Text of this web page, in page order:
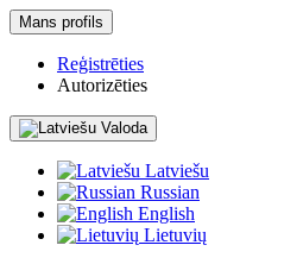
Mans profils
Reģistrēties
Autorizēties
Valoda
Latviešu
Russian
English
Lietuvių